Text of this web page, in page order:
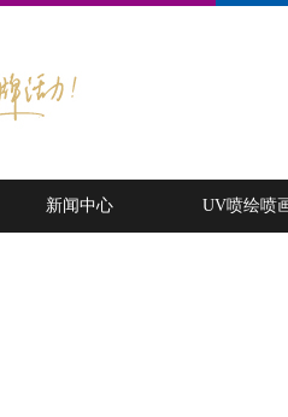
新闻中心 UV喷绘喷